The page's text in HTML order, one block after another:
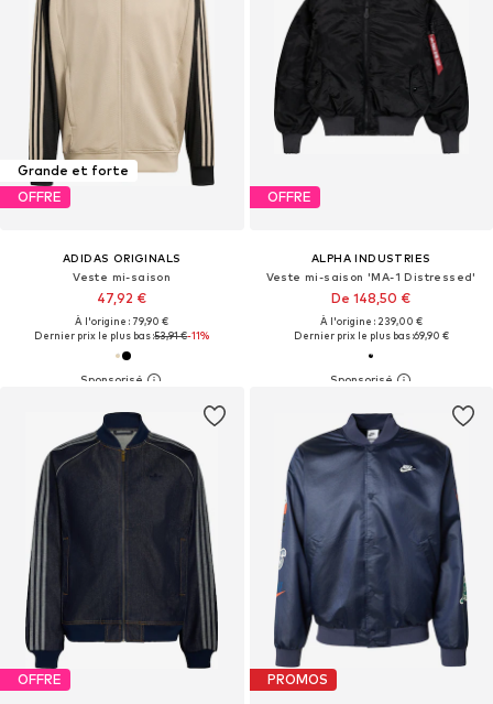
Grande et forte
OFFRE
ADIDAS ORIGINALS
Veste mi-saison
47,92 €
À l'origine : 79,90 €
Dernier prix le plus bas :53,91 €-11%
OFFRE
ALPHA INDUSTRIES
Veste mi-saison 'MA-1 Distressed'
De 148,50 €
À l'origine : 239,00 €
Dernier prix le plus bas :69,90 €
OFFRE PROMOS